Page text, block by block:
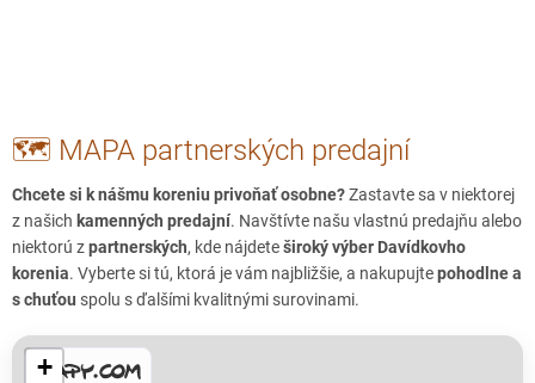
🗺️ MAPA partnerských predajní
Chcete si k nášmu koreniu privoňať osobne?Zastavte sa v niektorej
z našich kamenných predajní. Navštívte našu vlastnú predajňu alebo
niektorú zpartnerských, kde nájdeteširoký výber Davídkovho
korenia. Vyberte si tú, ktorá je vám najbližšie, a nakupujtepohodlne a
s chuťou spolu s ďalšími kvalitnými surovinami.
+